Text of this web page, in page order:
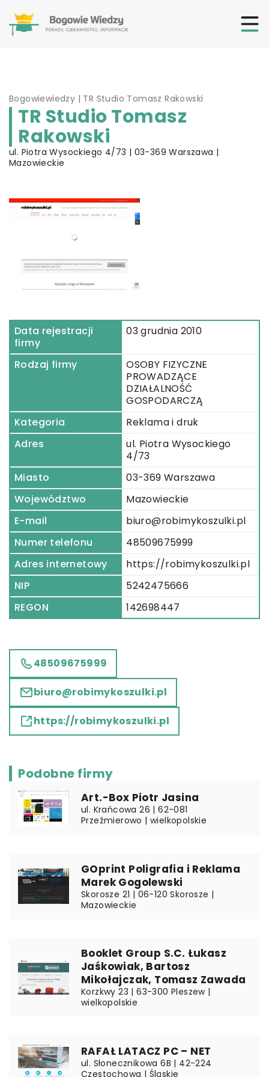
Bogowiewiedzy | TR Studio Tomasz Rakowski
TR Studio Tomasz
Rakowski
ul. Piotra Wysockiego 4/73 | 03-369 Warszawa |
Mazowieckie
Data rejestracji
firmy
03 grudnia 2010
Rodzaj firmy
OSOBY FIZYCZNE
PROWADZĄCE
DZIAŁALNOŚĆ
GOSPODARCZĄ
Kategoria
Reklama i druk
Adres
ul. Piotra Wysockiego
4/73
Miasto
03-369 Warszawa
Województwo
Mazowieckie
E-mail
biuro@robimykoszulki.pl
Numer telefonu
48509675999
Adres internetowy
https://robimykoszulki.pl
NIP
5242475666
REGON
142698447
48509675999
biuro@robimykoszulki.pl
https://robimykoszulki.pl
Podobne firmy
Art.-Box Piotr Jasina
ul. Krańcowa 26 | 62-081
Przeźmierowo | wielkopolskie
GOprint Poligrafia i Reklama
Marek Gogolewski
Skorosze 21 | 06-120 Skorosze |
Mazowieckie
Booklet Group S.C. Łukasz
Jaśkowiak, Bartosz
Mikołajczak, Tomasz Zawada
Korzkwy 23 | 63-300 Pleszew |
wielkopolskie
RAFAŁ LATACZ PC – NET
ul. Słonecznikowa 6B | 42-224
Częstochowa | Śląskie